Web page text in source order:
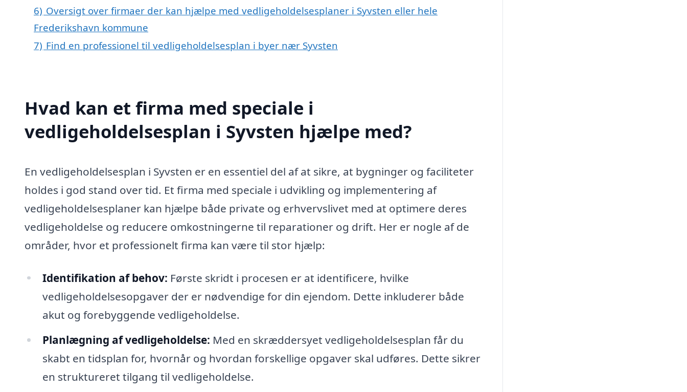
6) Oversigt over firmaer der kan hjælpe med vedligeholdelsesplaner i Syvsten eller hele
Frederikshavn kommune
7) Find en professionel til vedligeholdelsesplan i byer nær Syvsten
Hvad kan et firma med speciale i
vedligeholdelsesplan i Syvsten hjælpe med?
En vedligeholdelsesplan i Syvsten er en essentiel del af at sikre, at bygninger og faciliteter
holdes i god stand over tid. Et firma med speciale i udvikling og implementering af
vedligeholdelsesplaner kan hjælpe både private og erhvervslivet med at optimere deres
vedligeholdelse og reducere omkostningerne til reparationer og drift. Her er nogle af de
områder, hvor et professionelt firma kan være til stor hjælp:
Identifikation af behov: Første skridt i procesen er at identificere, hvilke
vedligeholdelsesopgaver der er nødvendige for din ejendom. Dette inkluderer både
akut og forebyggende vedligeholdelse.
Planlægning af vedligeholdelse: Med en skræddersyet vedligeholdelsesplan får du
skabt en tidsplan for, hvornår og hvordan forskellige opgaver skal udføres. Dette sikrer
en struktureret tilgang til vedligeholdelse.